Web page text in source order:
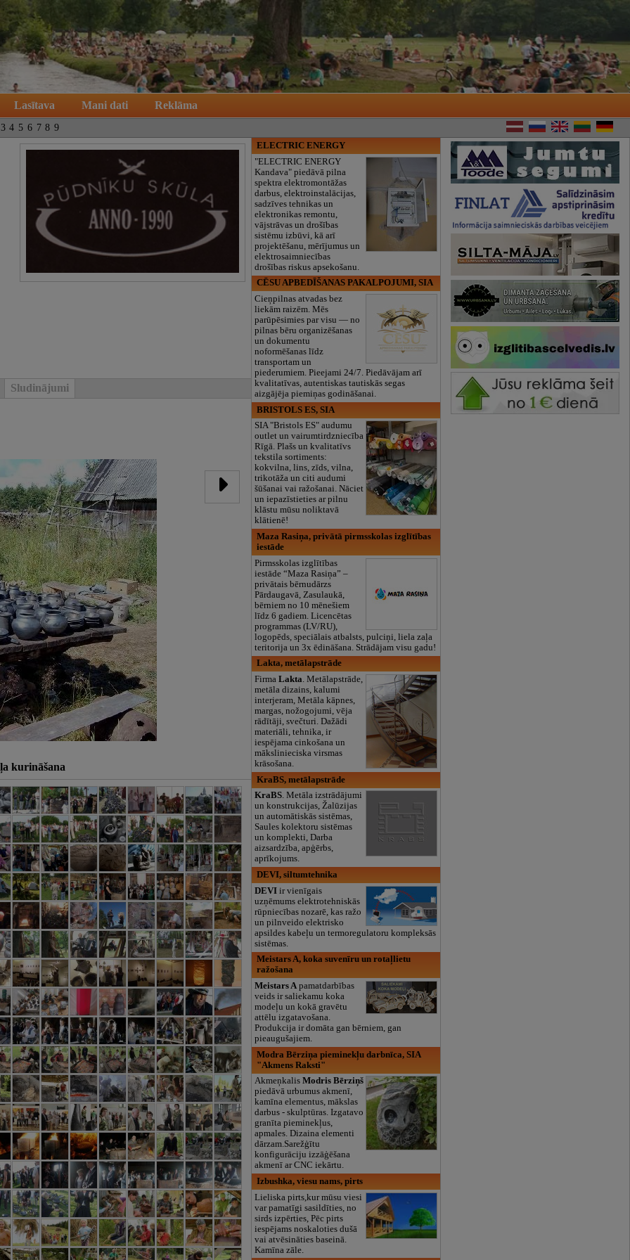
Lasītava Mani dati Reklāma
3 4 5 6 7 8 9
Sludinājumi
kurināšana
ELECTRIC ENERGY
"ELECTRIC ENERGY
Kandava" piedāvā pilna
spektra elektromontāžas
darbus, elektroinstalācijas,
sadzīves tehnikas un
elektronikas remontu,
vājstrāvas un drošības
sistēmu izbūvi, kā arī
projektēšanu, mērījumus un
elektrosaimniecības
drošības riskus apsekošanu.
CĒSU APBEDĪŠANAS PAKALPOJUMI, SIA
Cieņpilnas atvadas bez
liekām raizēm. Mēs
parūpēsimies par visu — no
pilnas bēru organizēšanas
un dokumentu
noformēšanas līdz
transportam un
piederumiem. Pieejami 24/7. Piedāvājam arī
kvalitatīvas, autentiskas tautiskās segas
aizgājēja piemiņas godināšanai.
BRISTOLS ES, SIA
SIA "Bristols ES" audumu
outlet un vairumtirdzniecība
Rīgā. Plašs un kvalitatīvs
tekstila sortiments:
kokvilna, lins, zīds, vilna,
trikotāža un citi audumi
šūšanai vai ražošanai. Nāciet
un iepazīstieties ar pilnu
klāstu mūsu noliktavā
klātienē!
Maza Rasiņa, privātā pirmsskolas izglītības
iestāde
Pirmsskolas izglītības
iestāde “Maza Rasiņa” –
privātais bērnudārzs
Pārdaugavā, Zasulaukā,
bērniem no 10 mēnešiem
līdz 6 gadiem. Licencētas
programmas (LV/RU),
logopēds, speciālais atbalsts, pulciņi, liela zaļa
teritorija un 3x ēdināšana. Strādājam visu gadu!
Lakta, metālapstrāde
FirmaLakta. Metālapstrāde,
metāla dizains, kalumi
interjeram, Metāla kāpnes,
margas, nožogojumi, vēja
rādītāji, svečturi. Dažādi
materiāli, tehnika, ir
iespējama cinkošana un
mākslinieciska virsmas
krāsošana.
KraBS, metālapstrāde
KraBS. Metāla izstrādājumi
un konstrukcijas, Žalūzijas
un automātiskās sistēmas,
Saules kolektoru sistēmas
un komplekti, Darba
aizsardzība, apģērbs,
aprīkojums.
DEVI, siltumtehnika
DEVI ir vienīgais
uzņēmums elektrotehniskās
rūpniecības nozarē, kas ražo
un pilnveido elektrisko
apsildes kabeļu un termoregulatoru kompleksās
sistēmas.
Meistars A, koka suvenīru un rotaļlietu
ražošana
Meistars A pamatdarbības
veids ir saliekamu koka
modeļu un kokā gravētu
attēlu izgatavošana.
Produkcija ir domāta gan bērniem, gan
pieaugušajiem.
Modra Bērziņa pieminekļu darbnīca, SIA
"Akmens Raksti"
AkmeņkalisModris Bērziņš
piedāvā urbumus akmenī,
kamīna elementus, mākslas
darbus - skulptūras. Izgatavo
granīta pieminekļus,
apmales. Dizaina elementi
dārzam.Sarežģītu
konfigurāciju izzāģēšana
akmenī ar CNC iekārtu.
Izbushka, viesu nams, pirts
Lieliska pirts,kur mūsu viesi
var pamatīgi sasildīties, no
sirds izpērties, Pēc pirts
iespējams noskaloties dušā
vai atvēsināties baseinā.
Kamīna zāle.